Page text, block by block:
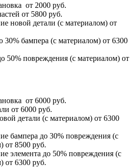
от 2000 руб.
от 5800 руб.
новой детали (с материалом) от
30% бампера (с материалом) от 6300
50% повреждения (с материалом) от
от 6000 руб.
от 6000 руб.
детали (с материалом) от 6300
бампера до 30% повреждения (с
от 8500 руб.
элемента до 50% повреждения (с
от 6300 руб.